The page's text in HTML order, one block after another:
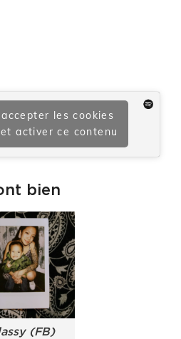
les cookies
activer ce contenu
bien
(FB)